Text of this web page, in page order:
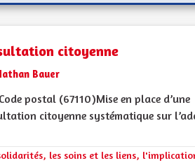
citoyenne
Bauer
postal (67110)Mise en place d’une
citoyenne systématique sur
les résultats de la catégorie : Les
les soins et les liens,